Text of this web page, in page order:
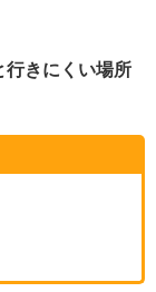
行きにくい場所